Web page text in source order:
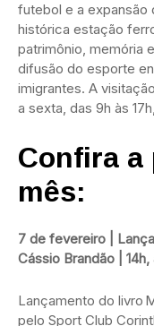
futebol e a expansão
histórica estação
patrimônio, memória
difusão do esporte
imigrantes. A
a sexta, das 9h às
Confira a
mês:
7 de fevereiro |
Cássio Brandão |
Lançamento do livro
pelo Sport Club